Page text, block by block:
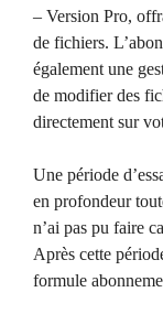
– Version Pro,
de fichiers.
également une
de modifier des
directement sur
Une période
en profondeur
n’ai pas pu faire
Après cette
formule